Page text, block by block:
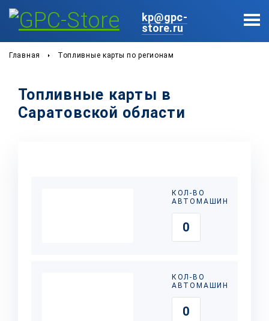
kp@gpc-
store.ru
Главная Топливные карты по регионам
Топливные карты в
Саратовской области
КОЛ-ВО
АВТОМАШИН
КОЛ-ВО
АВТОМАШИН